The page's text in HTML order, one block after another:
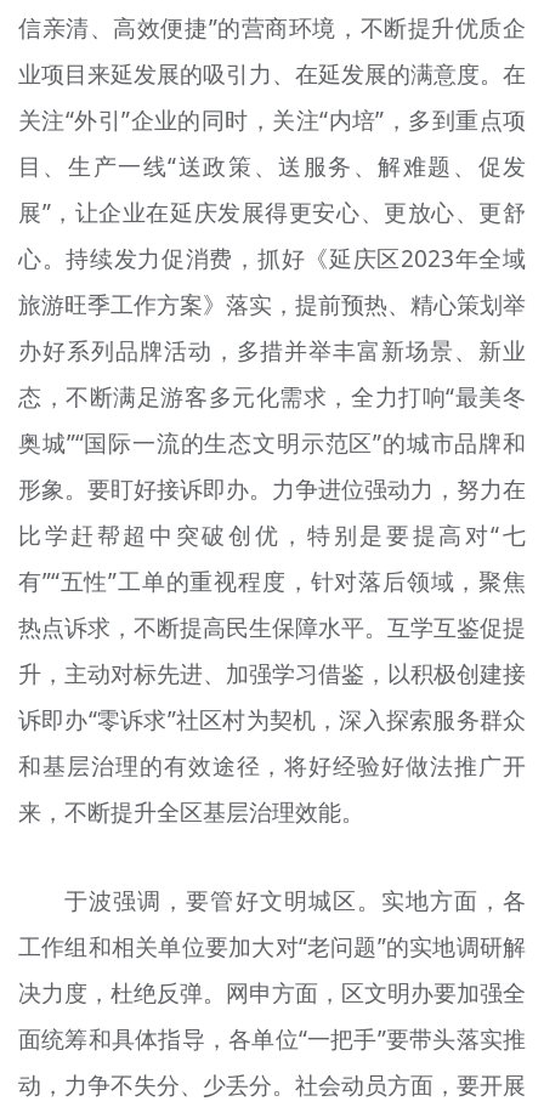
信亲清、高效便捷”的营商环境，不断提升优质企
业项目来延发展的吸引力、在延发展的满意度。在
关注“外引”企业的同时，关注“内培”，多到重点项
目、生产一线“送政策、送服务、解难题、促发
展”，让企业在延庆发展得更安心、更放心、更舒
心。持续发力促消费，抓好《延庆区2023年全域
旅游旺季工作方案》落实，提前预热、精心策划举
办好系列品牌活动，多措并举丰富新场景、新业
态，不断满足游客多元化需求，全力打响“最美冬
奥城”“国际一流的生态文明示范区”的城市品牌和
形象。要盯好接诉即办。力争进位强动力，努力在
比学赶帮超中突破创优，特别是要提高对“七
有”“五性”工单的重视程度，针对落后领域，聚焦
热点诉求，不断提高民生保障水平。互学互鉴促提
升，主动对标先进、加强学习借鉴，以积极创建接
诉即办“零诉求”社区村为契机，深入探索服务群众
和基层治理的有效途径，将好经验好做法推广开
来，不断提升全区基层治理效能。
于波强调，要管好文明城区。实地方面，各
工作组和相关单位要加大对“老问题”的实地调研解
决力度，杜绝反弹。网申方面，区文明办要加强全
面统筹和具体指导，各单位“一把手”要带头落实推
动，力争不失分、少丢分。社会动员方面，要开展